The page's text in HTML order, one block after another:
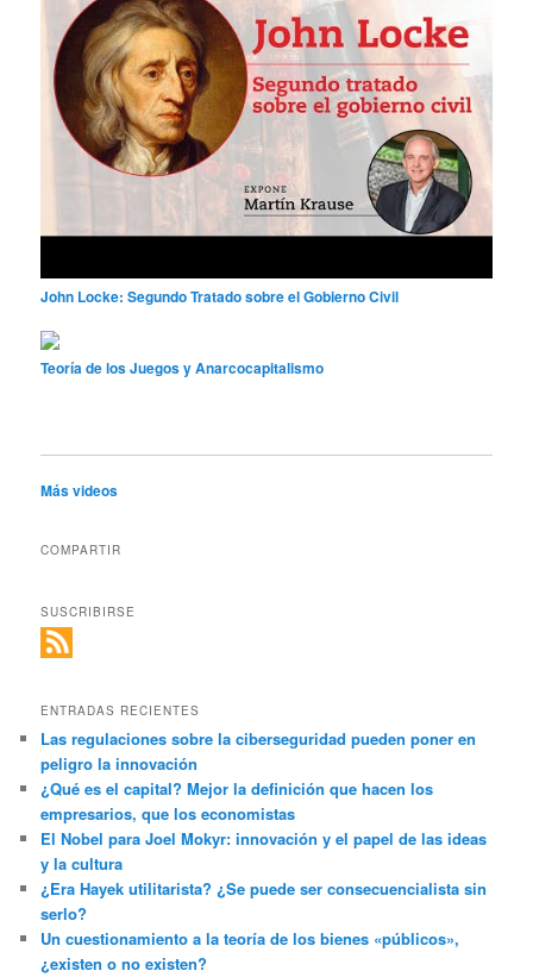
John Locke: Segundo Tratado sobre el Gobierno Civil
Teoría de los Juegos y Anarcocapitalismo
Más videos
COMPARTIR
SUSCRIBIRSE
ENTRADAS RECIENTES
Las regulaciones sobre la ciberseguridad pueden poner en
peligro la innovación
¿Qué es el capital? Mejor la definición que hacen los
empresarios, que los economistas
El Nobel para Joel Mokyr: innovación y el papel de las ideas
y la cultura
¿Era Hayek utilitarista? ¿Se puede ser consecuencialista sin
serlo?
Un cuestionamiento a la teoría de los bienes «públicos»,
¿existen o no existen?